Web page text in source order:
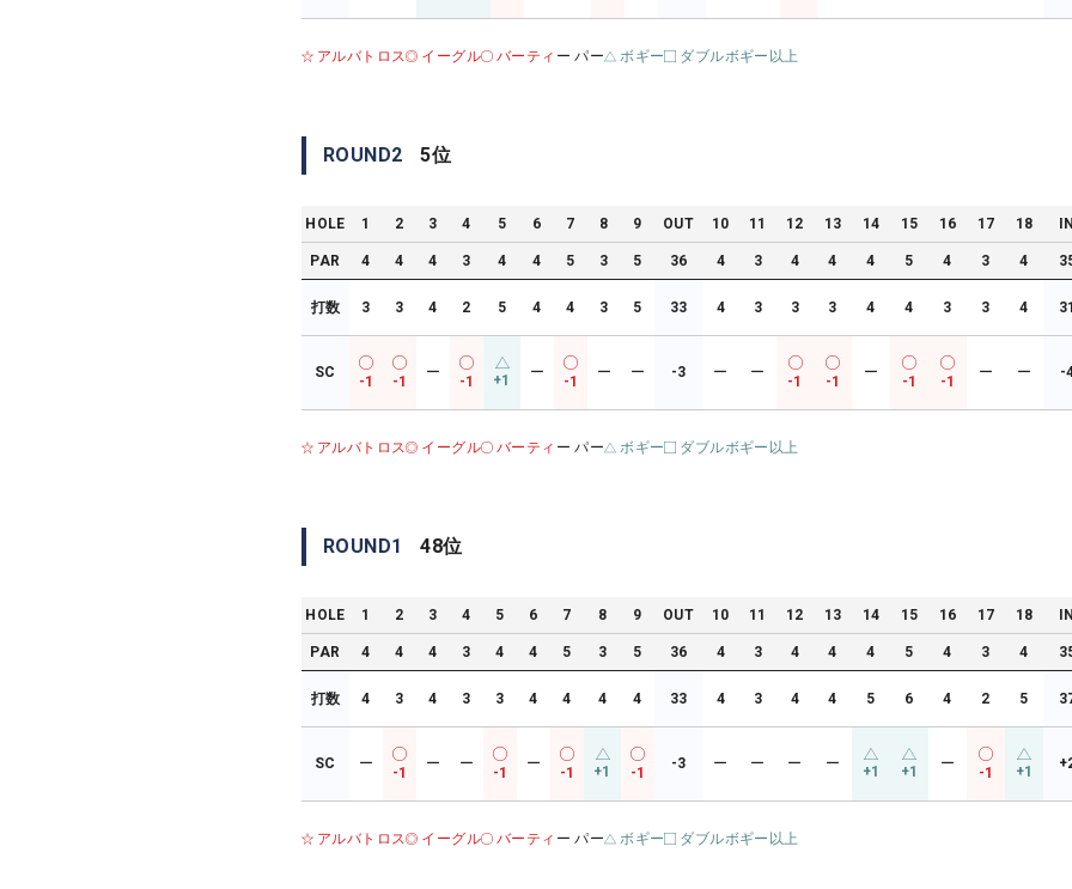
アルバトロス イーグル バーティ ー パー ボギー ダブルボギー以上
ROUND2 5位
HOLE 1 2 3 4 5 6 7 8 9 OUT 10 11 12 13 14 15 16 17 18
PAR 4 4 4 3 4 4 5 3 5 36 4 3 4 4 4 5 4 3 4
打数 3 3 4 2 5 4 4 3 5 33 4 3 3 3 4 4 3 3 4
SC
-1 -1
ー
-1 +1 ー
-1
ー ー -3 ー ー
-1 -1
ー
-1 -1
ー ー -
アルバトロス イーグル バーティ ー パー ボギー ダブルボギー以上
ROUND1 48位
HOLE 1 2 3 4 5 6 7 8 9 OUT 10 11 12 13 14 15 16 17 18
PAR 4 4 4 3 4 4 5 3 5 36 4 3 4 4 4 5 4 3 4
打数 4 3 4 3 3 4 4 4 4 33 4 3 4 4 5 6 4 2 5
SC ー
-1
ー ー
-1
ー
-1 +1 -1
-3 ー ー ー ー +1 +1 ー
-1 +1
アルバトロス イーグル バーティ ー パー ボギー ダブルボギー以上